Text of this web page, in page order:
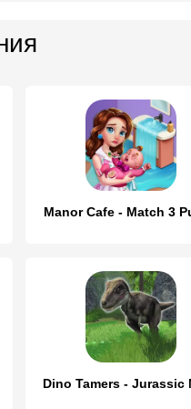
Manor Cafe - Match 3
Dino Tamers - Jurassic